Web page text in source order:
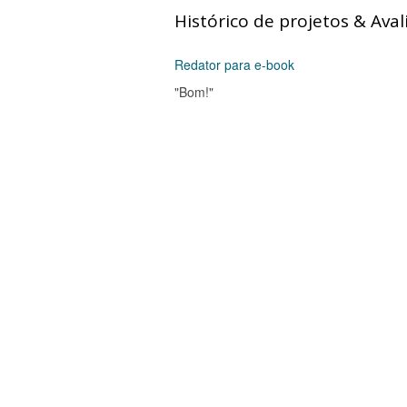
Histórico de projetos &
Redator para e-book
"Bom!"